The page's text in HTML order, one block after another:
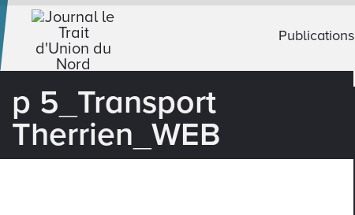
Publications
p 5_Transport
Therrien_WEB